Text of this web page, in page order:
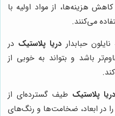
هزینه‌ها، از مواد اولیه با
می‌کنند.
حبابدار دریا پلاستیک در
باشد و بتواند به خوبی از
دریا پلاستیک طیف گسترده‌ای از
را در ابعاد، ضخامت‌ها و رنگ‌های